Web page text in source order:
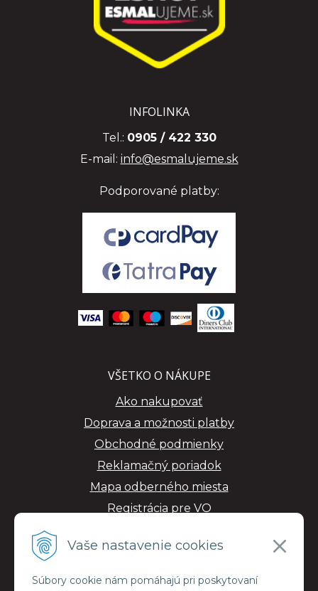
Vaše nastavenie cookies
Súbory cookie nám pomáhajú pri poskytovaní
INFOLINKA
Tel.: 0905 / 422 330
E-mail: info@esmalujeme.sk
Podporované platby:
VŠETKO O NÁKUPE
Ako nakupovať
Doprava a možnosti platby
Obchodné podmienky
Reklamačný poriadok
Mapa odberného miesta
Registrácia pre VO